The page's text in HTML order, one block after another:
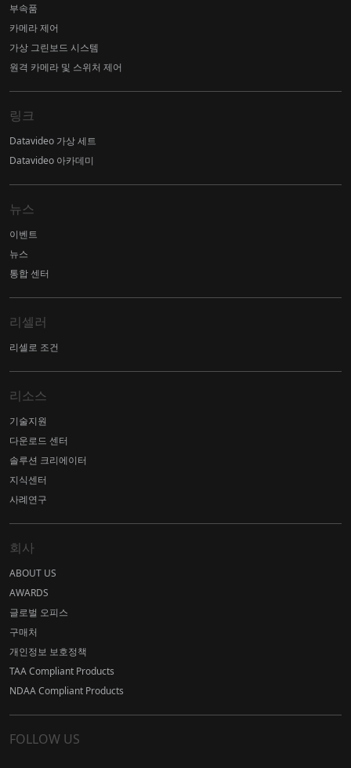
부속품
카메라 제어
가상 그린보드 시스템
원격 카메라 및 스위처 제어
링크
Datavideo 가상 세트
Datavideo 아카데미
뉴스
이벤트
뉴스
통합 센터
리셀러
리셀로 조건
리소스
기술지원
다운로드 센터
솔루션 크리에이터
지식센터
사례연구
회사
ABOUT US
AWARDS
글로벌 오피스
구매처
개인정보 보호정책
TAA Compliant Products
NDAA Compliant Products
FOLLOW US